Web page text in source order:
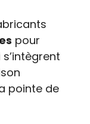
pour
pointe de